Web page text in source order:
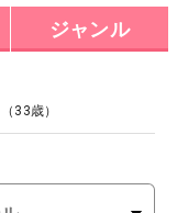
ジャンル
（ 33歳）